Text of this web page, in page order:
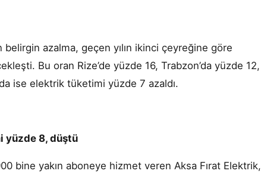
azalma, geçen yılın ikinci çeyreğine göre
Bu oran Rize’de yüzde 16, Trabzon’da yüzde 12,
ise elektrik tüketimi yüzde 7 azaldı.
yüzde 8, düştü
bine yakın aboneye hizmet veren Aksa Fırat Elektrik,